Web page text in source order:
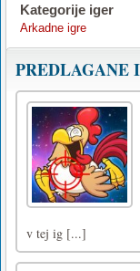
Kategorije iger
Arkadne igre
PREDLAGANE
v tej ig [...]